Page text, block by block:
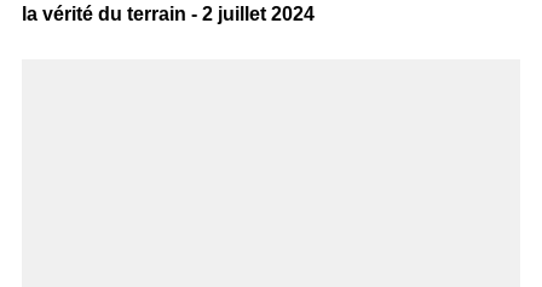
la vérité du terrain - 2 juillet 2024